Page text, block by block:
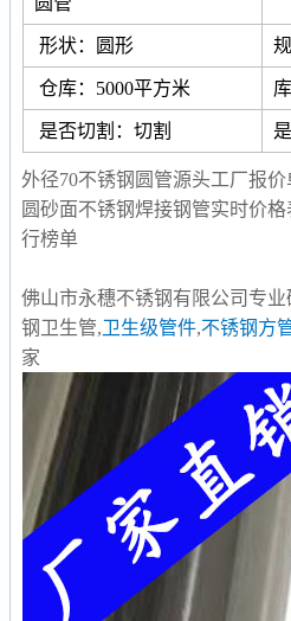
形状：圆形
仓库：5000平方米
是否切割：切割
外径70不锈钢圆管源头工厂报
圆砂面不锈钢焊接钢管实时价
行榜单
佛山市永穗不锈钢有限公司专
钢卫生管,卫生级管件,不锈钢方
家